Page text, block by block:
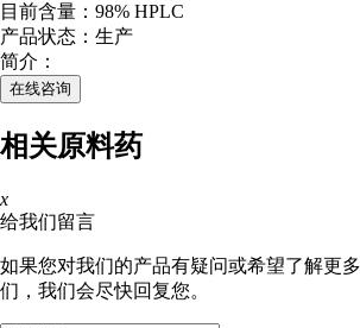
目前含量： 98% HPLC
产品状态： 生产
简介：
在线咨询
相关原料药
x
给我们留言
如果您对我们的产品有疑问或希望了解更
们，我们会尽快回复您。